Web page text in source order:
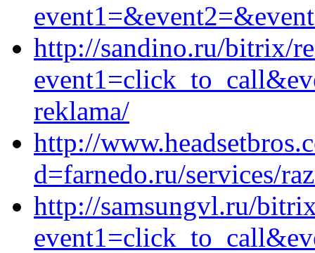
http://sandino.ru/bitrix/
reklama/
http://
d=farnedo.ru/services/
http://samsungvl.ru/